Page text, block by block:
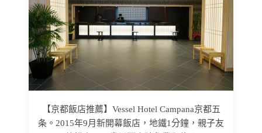
【京都飯店推薦】Vessel Hotel Campana京都五
条。2015年9月新開幕飯店，地鐵1分鐘，親子友